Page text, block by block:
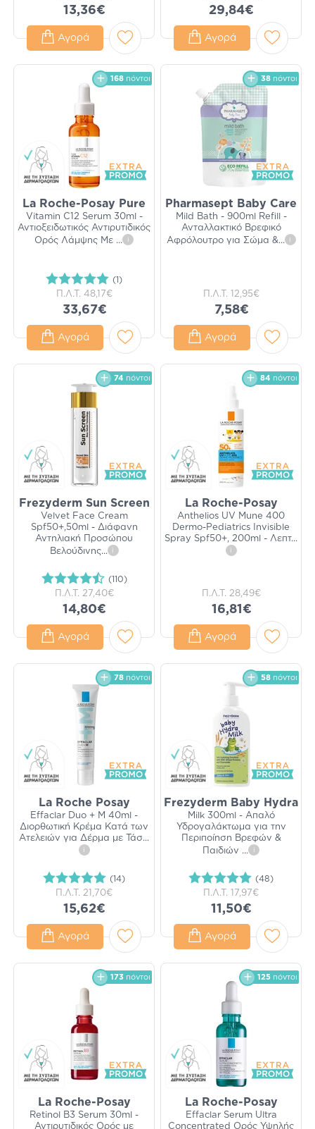
13,36€
Αγορά
29,84€
Αγορά
168 πόντοι
La Roche-Posay Pure
Vitamin C12 Serum 30ml -
Αντιοξειδωτικός Αντιρυτιδικός
Ορός Λάμψης Με ... i
(1)
Π.Λ.Τ. 48,17€
33,67€
Αγορά
38 πόντοι
Pharmasept Baby Care
Mild Bath - 900ml Refill -
Ανταλλακτικό Βρεφικό
Αφρόλουτρο για Σώμα &... i
Π.Λ.Τ. 12,95€
7,58€
Αγορά
74 πόντοι
Frezyderm Sun Screen
Velvet Face Cream
Spf50+,50ml - Διάφανη
Αντηλιακή Προσώπου
Βελούδινης... i
(110)
Π.Λ.Τ. 27,40€
14,80€
Αγορά
84 πόντοι
La Roche-Posay
Anthelios UV Mune 400
Dermo-Pediatrics Invisible
Spray Spf50+, 200ml - Λεπτ...
i
Π.Λ.Τ. 28,49€
16,81€
Αγορά
78 πόντοι
La Roche Posay
Effaclar Duo + M 40ml -
Διορθωτική Κρέμα Κατά των
Ατελειών για Δέρμα με Τάσ...
i
(14)
Π.Λ.Τ. 21,70€
15,62€
Αγορά
58 πόντοι
Frezyderm Baby Hydra
Milk 300ml - Απαλό
Υδρογαλάκτωμα για την
Περιποίηση Βρεφών &
Παιδιών ... i
(48)
Π.Λ.Τ. 17,97€
11,50€
Αγορά
173 πόντοι
La Roche-Posay
Retinol B3 Serum 30ml -
Αντιρυτιδικός Ορός με
125 πόντοι
La Roche-Posay
Effaclar Serum Ultra
Concentrated Ορός Υψηλής